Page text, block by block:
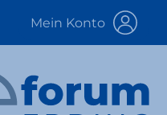
Mein Konto